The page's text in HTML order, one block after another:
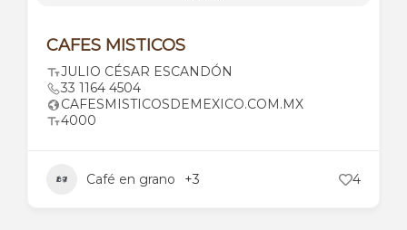
CAFES MISTICOS
JULIO CÉSAR ESCANDÓN
33 1164 4504
CAFESMISTICOSDEMEXICO.COM.MX
4000
Café en grano +3 4